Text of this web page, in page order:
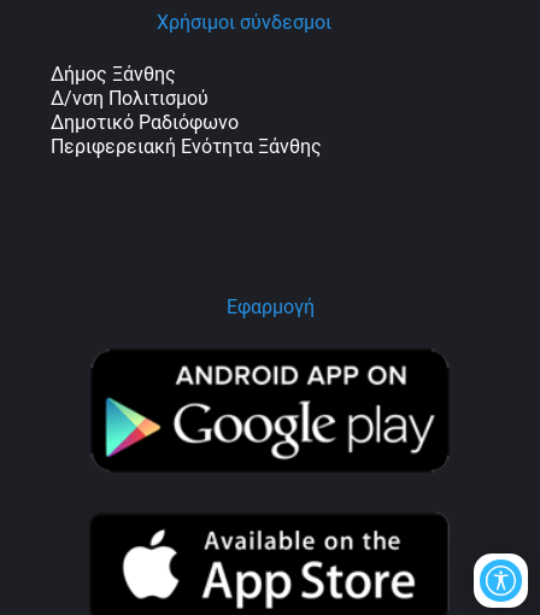
Χρήσιμοι σύνδεσμοι
Δήμος Ξάνθης
Δ/νση Πολιτισμού
Δημοτικό Ραδιόφωνο
Περιφερειακή Ενότητα Ξάνθης
Εφαρμογή